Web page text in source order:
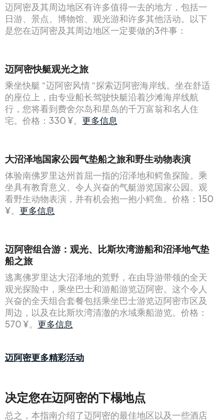
迈阿密及其周边地区有许多值得一去的地方，包括一
日游、景点、博物馆、观光游和许多其他活动。以下
是您在迈阿密及其周边地区一定要做的3件事：
迈阿密快艇观光之旅
乘坐快艇 “迈阿密风情 “探索迈阿密海岸线。坐在舒适
的座位上，由专业船长驾驶快艇沿着沙滩海岸线航
行，您将看到费舍尔岛和星岛的千万富翁和名人住
宅。价格：330 ¥。 更多信息
大沼泽地国家公园气垫船之旅和野生动物表演
体验南佛罗里达州首屈一指的沼泽地和鳄鱼探险。乘
坐具有教育意义、令人兴奋的气艇游览国家公园。观
看野生动物表演，并有机会抱一抱小鳄鱼。价格：150
¥。 更多信息
迈阿密组合游：观光、比斯坎湾游船和沼泽地气垫
船之旅
逃离佛罗里达大沼泽地的荒野，在由导游带领的全天
观光探险中，乘坐巴士和游船游览迈阿密。这个令人
兴奋的全天组合套餐包括乘坐巴士游览迈阿密市区及
周边，以及在比斯坎湾清澈的水域乘船游览。价格：
570 ¥。 更多信息
迈阿密更多精彩活动
决定您在迈阿密的下榻地点
总之，本指南介绍了迈阿密的最佳地区以及一些酒店